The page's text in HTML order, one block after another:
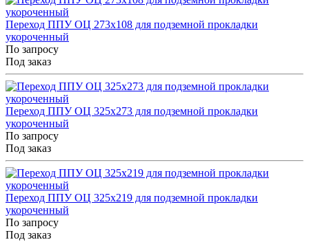
Переход ППУ ОЦ 273x108 для подземной прокладки
укороченный
По запросу
Под заказ
Переход ППУ ОЦ 325x273 для подземной прокладки
укороченный
По запросу
Под заказ
Переход ППУ ОЦ 325x219 для подземной прокладки
укороченный
По запросу
Под заказ